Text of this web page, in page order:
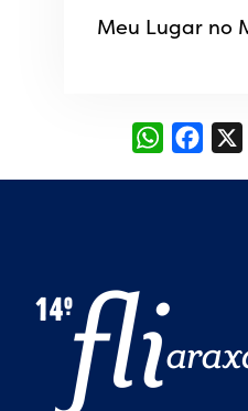
Meu Lugar no
WhatsApp